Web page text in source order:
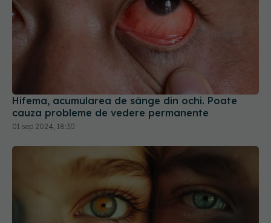
Hifema, acumularea de sânge din ochi. Poate
cauza probleme de vedere permanente
01 sep 2024, 18:30